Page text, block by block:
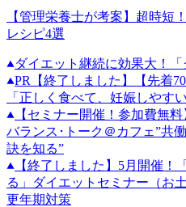
【管理栄養士が考案】超時短
レシピ4選
ダイエット継続に効果大！
PR
【終了しました】【先着
「正しく食べて、妊娠しやす
【セミナー開催！参加費無
バランス･トーク＠カフェ”共
訣を知る”
【終了しました】5月開催
る」ダイエットセミナー（お土
更年期対策